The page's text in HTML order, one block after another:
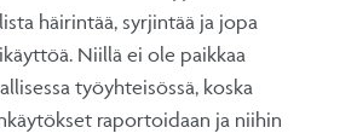
häirintää, syrjintää ja jopa
Niillä ei ole paikkaa
työyhteisössä, koska
raportoidaan ja niihin